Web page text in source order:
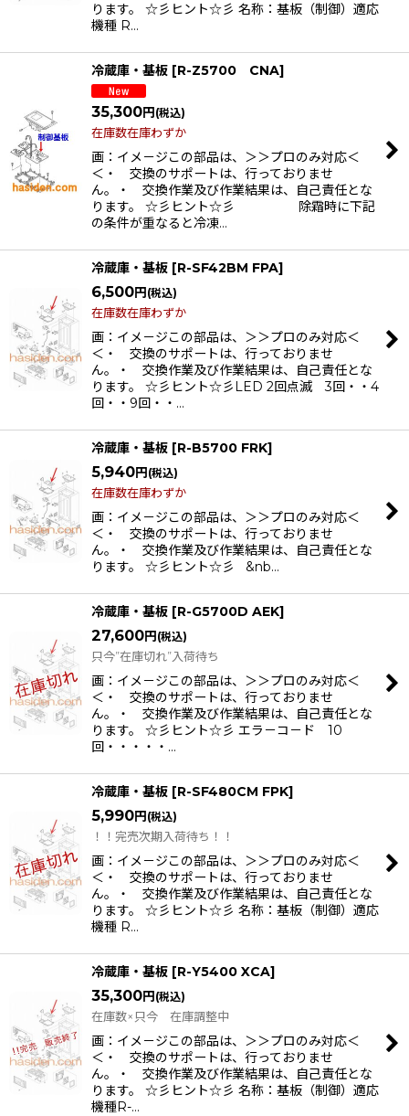
ります。 ☆彡ヒント☆彡 名称：基板（制御）適応
機種 R…
冷蔵庫・基板 [R-Z5700 CNA]
35,300円 (税込)
在庫数在庫わずか
画：イメ－ジこの部品は、＞＞プロのみ対応＜
＜・ 交換のサポートは、行っておりませ
ん。・ 交換作業及び作業結果は、自己責任とな
ります。 ☆彡ヒント☆彡 除霜時に下記
の条件が重なると冷凍…
冷蔵庫・基板 [R-SF42BM FPA]
6,500円 (税込)
在庫数在庫わずか
画：イメ－ジこの部品は、＞＞プロのみ対応＜
＜・ 交換のサポートは、行っておりませ
ん。・ 交換作業及び作業結果は、自己責任とな
ります。 ☆彡ヒント☆彡LED 2回点滅 3回・・4
回・・9回・・…
冷蔵庫・基板 [R-B5700 FRK]
5,940円 (税込)
在庫数在庫わずか
画：イメ－ジこの部品は、＞＞プロのみ対応＜
＜・ 交換のサポートは、行っておりませ
ん。・ 交換作業及び作業結果は、自己責任とな
ります。 ☆彡ヒント☆彡 &nb…
冷蔵庫・基板 [R-G5700D AEK]
27,600円 (税込)
只今”在庫切れ”入荷待ち
画：イメ－ジこの部品は、＞＞プロのみ対応＜
＜・ 交換のサポートは、行っておりませ
ん。・ 交換作業及び作業結果は、自己責任とな
ります。 ☆彡ヒント☆彡 エラ－コ－ド 10
回・・・・・…
冷蔵庫・基板 [R-SF480CM FPK]
5,990円 (税込)
！！完売次期入荷待ち！！
画：イメ－ジこの部品は、＞＞プロのみ対応＜
＜・ 交換のサポートは、行っておりませ
ん。・ 交換作業及び作業結果は、自己責任とな
ります。 ☆彡ヒント☆彡 名称：基板（制御）適応
機種 R…
冷蔵庫・基板 [R-Y5400 XCA]
35,300円 (税込)
在庫数×只今 在庫調整中
画：イメ－ジこの部品は、＞＞プロのみ対応＜
＜・ 交換のサポートは、行っておりませ
ん。・ 交換作業及び作業結果は、自己責任とな
ります。 ☆彡ヒント☆彡 名称：基板（制御）適応
機種R-…